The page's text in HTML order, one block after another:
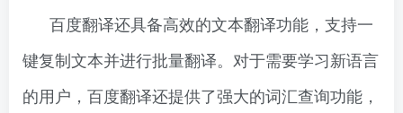
百度翻译还具备高效的文本翻译功能，支持一
键复制文本并进行批量翻译。对于需要学习新语言
的用户，百度翻译还提供了强大的词汇查询功能，